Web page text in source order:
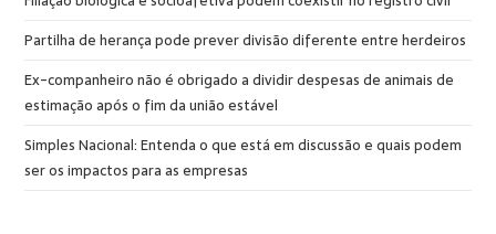
Partilha de herança pode prever divisão diferente entre herdeiros
Ex-companheiro não é obrigado a dividir despesas de animais de
estimação após o fim da união estável
Simples Nacional: Entenda o que está em discussão e quais podem
ser os impactos para as empresas